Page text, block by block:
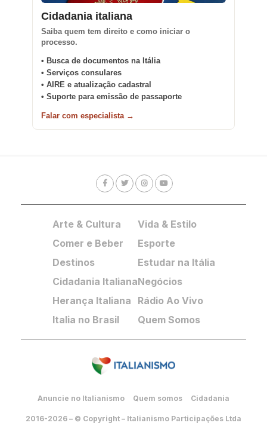
Cidadania italiana
Saiba quem tem direito e como iniciar o
processo.
• Busca de documentos na Itália
• Serviços consulares
• AIRE e atualização cadastral
• Suporte para emissão de passaporte
Falar com especialista →
Arte & Cultura
Comer e Beber
Destinos
Cidadania Italiana
Herança Italiana
Italia no Brasil
Vida & Estilo
Esporte
Estudar na Itália
Negócios
Rádio Ao Vivo
Quem Somos
Anuncie no Italianismo Quem somos Cidadania
2016-2026 – © Copyright – Italianismo Participações Ltda